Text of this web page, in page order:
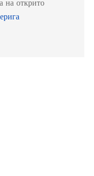
на открито